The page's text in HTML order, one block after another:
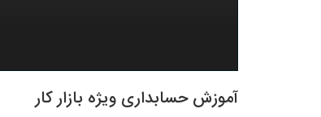
آموزش حسابداری ویژه بازار کار